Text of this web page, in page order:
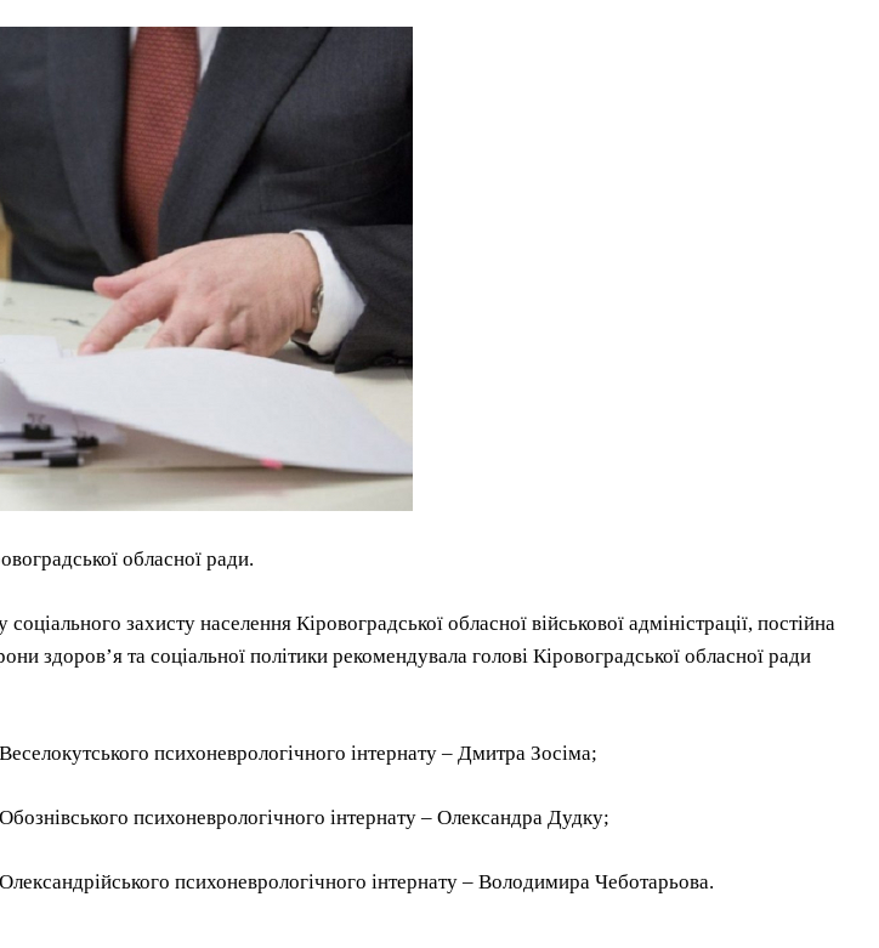
обласної ради.
захисту населення Кіровоградської обласної військової адміністрації, постійна
здоров’я та соціальної політики рекомендувала голові Кіровоградської обласної ради
психоневрологічного інтернату – Дмитра Зосіма;
психоневрологічного інтернату – Олександра Дудку;
психоневрологічного інтернату – Володимира Чеботарьова.